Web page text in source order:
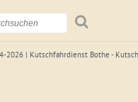
2026 | Kutschfahrdienst Bothe -